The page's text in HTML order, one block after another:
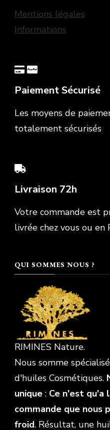
Mentions légales
Informations
Paiement Sécurisé
Les moyens de
totalement sécurisés
Livraison 72h
Votre commande est
livrée chez vous ou en
QUI SOMMES NOUS ?
RIMINES Nature.
Nous somme
d'huiles Cosmétiques.
unique : Ce n'est qu'a
commande que nous
froid. Résultat, une